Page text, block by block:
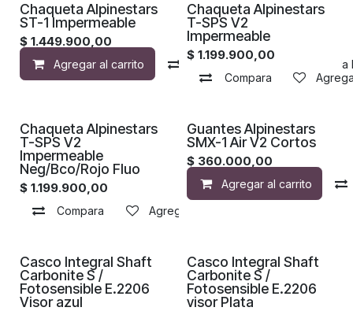
Chaqueta Alpinestars
ST-1 Impermeable
$ 1.449.900,00
Agregar al carrito Agregar a
Chaqueta Alpinestars
T-SPS V2
Impermeable
$1.199.900,00
Compara
Chaqueta Alpinestars
T-SPS V2
Impermeable
Neg/Bco/Rojo Fluo
$ 1.199.900,00
Compara Agregar a la lista de deseos
Guantes Alpinestars
SMX-1 Air V2 Cortos
$ 360.000,00
Agregar al carrito
¡Nuevo!
Casco Integral Shaft
Carbonite S /
Fotosensible E.2206
Visor azul
¡Nuevo!
Casco Integral Shaft
Carbonite S /
Fotosensible E.2206
visor Plata